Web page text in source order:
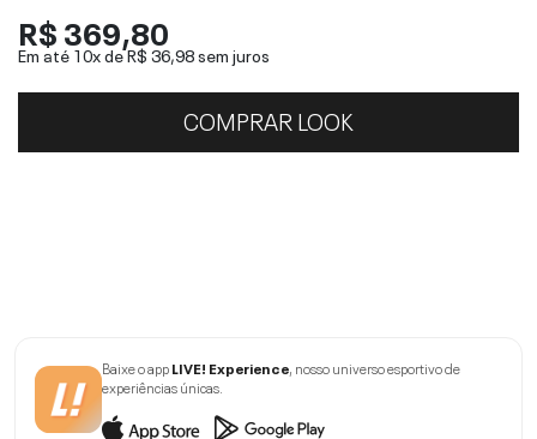
R$ 369,80
Em até 10x deR$ 36,98sem juros
COMPRAR LOOK
Baixe o appLIVE! Experience , nosso universo esportivo de
experiências únicas.